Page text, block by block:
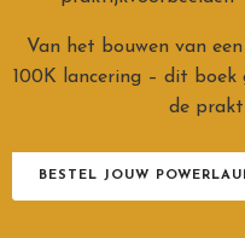
Van het bouwen van
100K lancering – dit
de
BESTEL JOUW